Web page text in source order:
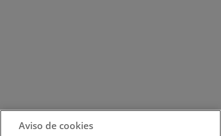
Aviso de cookies